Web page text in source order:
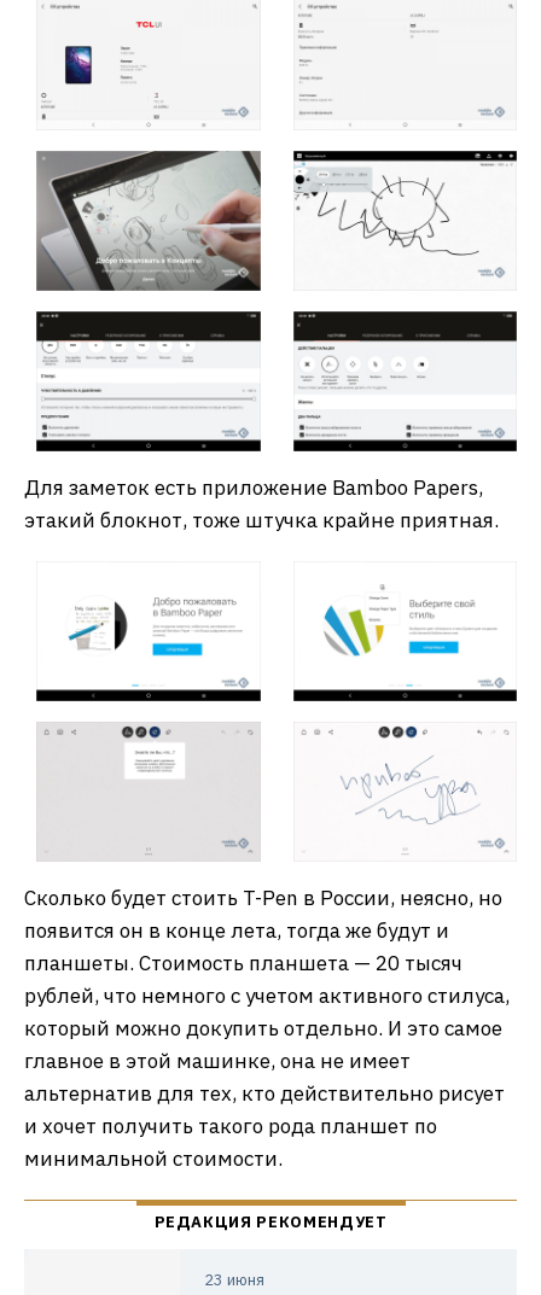
Для заметок есть приложение Bamboo Papers,
этакий блокнот, тоже штучка крайне приятная.
Сколько будет стоить T-Pen в России, неясно, но
появится он в конце лета, тогда же будут и
планшеты. Стоимость планшета — 20 тысяч
рублей, что немного с учетом активного стилуса,
который можно докупить отдельно. И это самое
главное в этой машинке, она не имеет
альтернатив для тех, кто действительно рисует
и хочет получить такого рода планшет по
минимальной стоимости.
23 июня